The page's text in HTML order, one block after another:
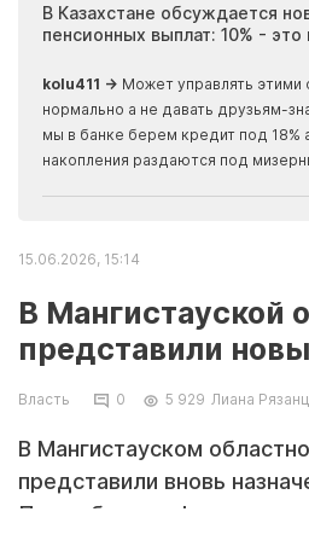
В Казахстане обсуждается
пенсионных выплат: 10% -
kolu411 → Может управлять этими
нормально а не давать друзьям-
мы в банке берем кредит под 18%
накопления раздаются под
15.06.2026, 15:14
В Мангистауской
представили
Власть 0 5 929 Лиана
В Мангистауском
представили вновь
Подробную информацию